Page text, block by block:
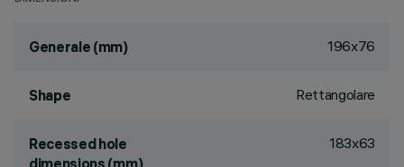
Generale (mm) 196x76
Shape Rettangolare
Recessed hole
dimensions (mm)
183x63